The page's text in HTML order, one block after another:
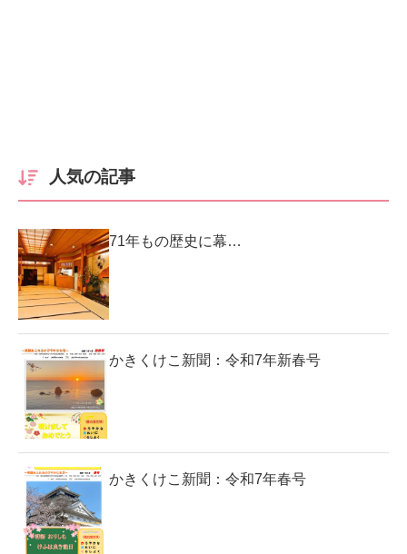
人気の記事
71年もの歴史に幕…
かきくけこ新聞：令和7年新春号
かきくけこ新聞：令和7年春号